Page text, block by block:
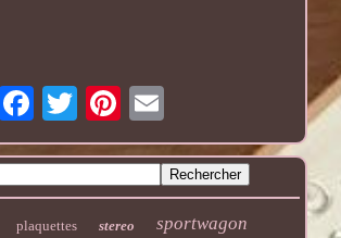
plaquettes stereo sportwagon